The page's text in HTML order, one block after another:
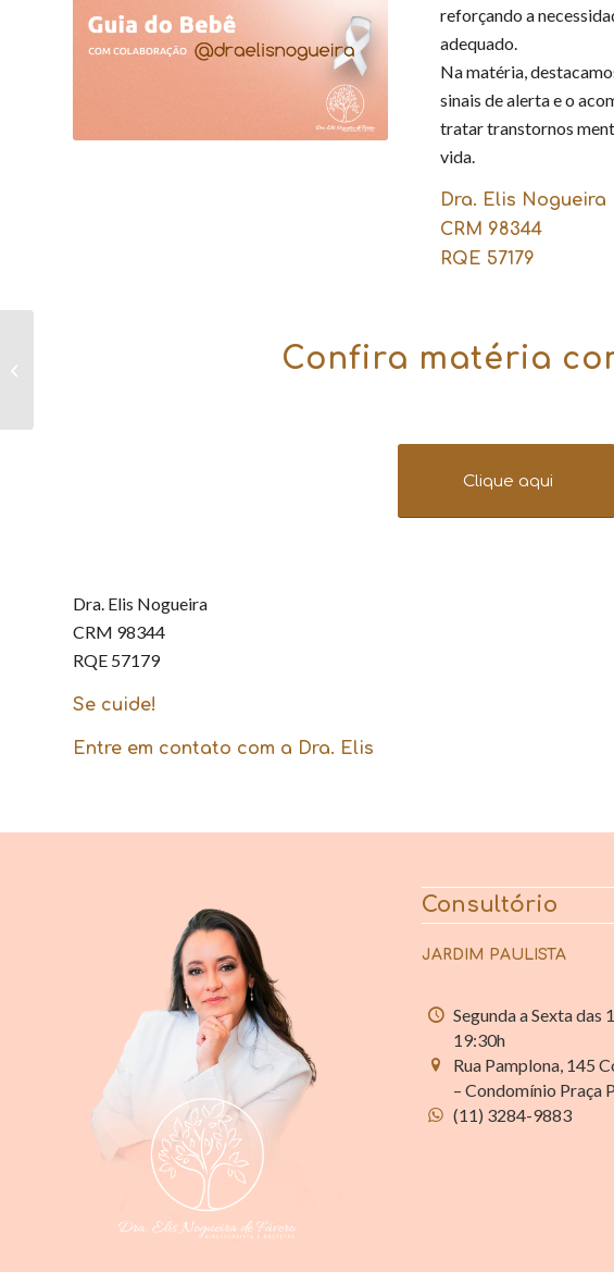
reforçando a
adequado.
Na matéria,
sinais de alerta e o
tratar transtornos
vida.
Dra. Elis Nogueira
CRM 98344
RQE 57179
Confira matéria
Clique aqui
Dra. Elis Nogueira
CRM 98344
RQE 57179
Se cuide!
Entre em contato com a Dra. Elis
Consultório
JARDIM PAULISTA
Segunda a Sexta das
19:30h
Rua Pamplona, 145
– Condomínio Praça
(11) 3284-9883